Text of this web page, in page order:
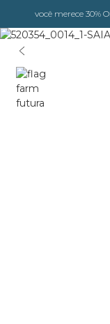
você merece 30%